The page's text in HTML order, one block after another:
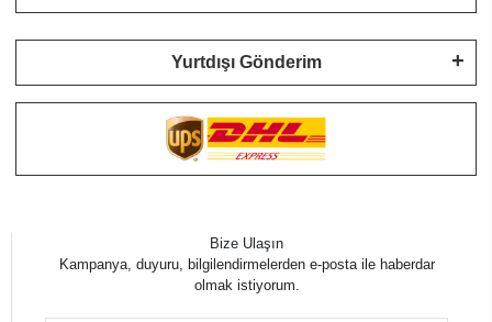
Yurtdışı Gönderim
Bize Ulaşın
Kampanya, duyuru, bilgilendirmelerden e-posta ile haberdar
olmak istiyorum.